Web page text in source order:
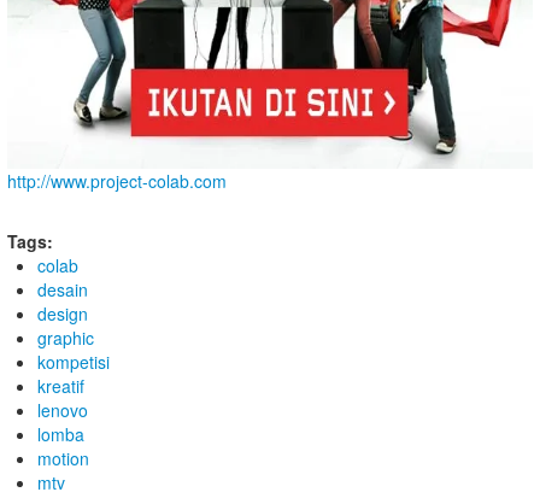
http://www.project-colab.com
Tags:
colab
desain
design
graphic
kompetisi
kreatif
lenovo
lomba
motion
mtv